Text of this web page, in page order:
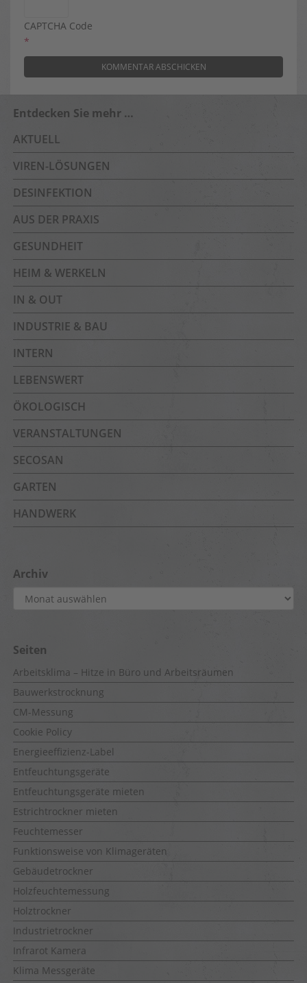
CAPTCHA Code
*
Entdecken Sie mehr …
AKTUELL
VIREN-LÖSUNGEN
DESINFEKTION
AUS DER PRAXIS
GESUNDHEIT
HEIM & WERKELN
IN & OUT
INDUSTRIE & BAU
INTERN
LEBENSWERT
ÖKOLOGISCH
VERANSTALTUNGEN
SECOSAN
GARTEN
HANDWERK
Archiv
Archiv
Seiten
Arbeitsklima – Hitze in Büro und Arbeitsräumen
Bauwerkstrocknung
CM-Messung
Cookie Policy
Energieeffizienz-Label
Entfeuchtungsgeräte
Entfeuchtungsgeräte mieten
Estrichtrockner mieten
Feuchtemesser
Funktionsweise von Klimageräten
Gebäudetrockner
Holzfeuchtemessung
Holztrockner
Industrietrockner
Infrarot Kamera
Klima Messgeräte